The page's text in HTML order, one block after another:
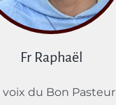
Fr Raphaël
voix du Bon Pasteur